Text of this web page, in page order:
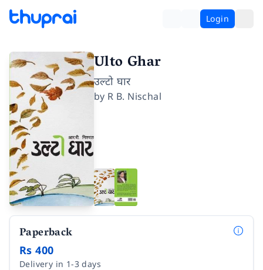
Login
Ulto Ghar
उल्टो घार
by R B. Nischal
Paperback
Rs 400
Delivery in 1-3 days